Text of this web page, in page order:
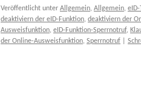
Veröffentlicht unter Allgemein, Allgemein, eID-
deaktiviern der eID-Funktion, deaktiviern der
Ausweisfunktion, eID-Funktion-Sperrnotruf,
der Online-Ausweisfunktion, Sperrnotruf